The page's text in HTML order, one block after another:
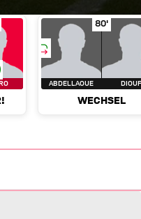
in Spielminute 66'
Pizarro in Spielminute 71'
ABDELLAOUE DIOUF
WECHSEL
80'